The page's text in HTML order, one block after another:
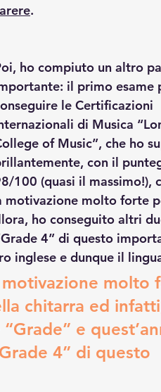
.
ho compiuto un altro
il primo esame
le Certificazioni
di Musica
of Music”, che ho
con il
100 (quasi il massimo!),
motivazione molto forte
ho conseguito altri
4” di questo
inglese e dunque il
molto
chitarra ed
e
4” di questo